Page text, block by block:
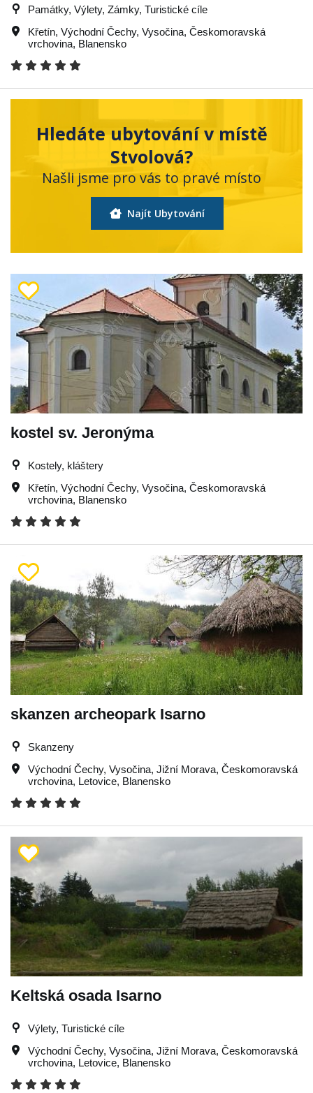
Památky, Výlety, Zámky, Turistické cíle
Křetín, Východní Čechy, Vysočina, Českomoravská
vrchovina, Blanensko
Hledáte ubytování v místě
Stvolová?
Našli jsme pro vás to pravé místo
Najít Ubytování
kostel sv. Jeronýma
Kostely, kláštery
Křetín, Východní Čechy, Vysočina, Českomoravská
vrchovina, Blanensko
skanzen archeopark Isarno
Skanzeny
Východní Čechy, Vysočina, Jižní Morava, Českomoravská
vrchovina, Letovice, Blanensko
Keltská osada Isarno
Výlety, Turistické cíle
Východní Čechy, Vysočina, Jižní Morava, Českomoravská
vrchovina, Letovice, Blanensko